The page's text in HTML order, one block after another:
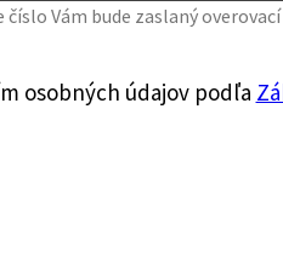
Vám bude zaslaný overovací
osobných údajov podľa